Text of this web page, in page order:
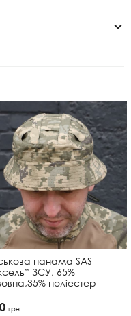
панама SAS
ЗСУ, 65%
поліестер
грн